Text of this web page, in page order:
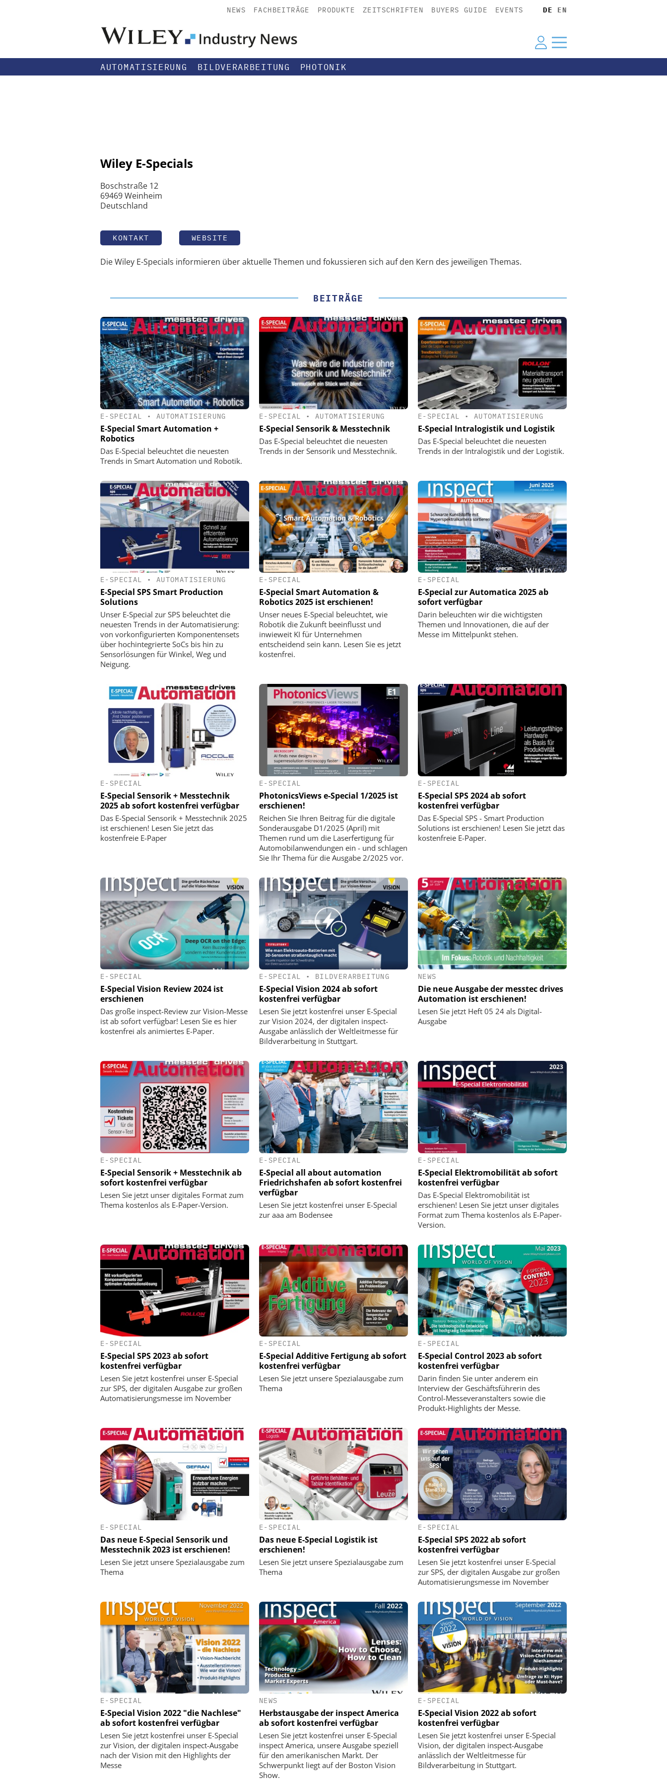
NEWS FACHBEITRÄGE PRODUKTE ZEITSCHRIFTEN BUYERS GUIDE EVENTS DE EN
AUTOMATISIERUNG BILDVERARBEITUNG PHOTONIK
Wiley E-Specials
Boschstraße 12
69469 Weinheim
Deutschland
KONTAKT WEBSITE
Die Wiley E-Specials informieren über aktuelle Themen und fokussieren sich auf den Kern des jeweiligen Themas.
BEITRÄGE
E-SPECIAL • AUTOMATISIERUNG
E-Special Smart Automation +
Robotics
Das E-Special beleuchtet die neuesten
Trends in Smart Automation und Robotik.
E-SPECIAL • AUTOMATISIERUNG
E-Special Sensorik & Messtechnik
Das E-Special beleuchtet die neuesten
Trends in der Sensorik und Messtechnik.
E-SPECIAL • AUTOMATISIERUNG
E-Special Intralogistik und Logistik
Das E-Special beleuchtet die neuesten
Trends in der Intralogistik und der Logistik.
E-SPECIAL • AUTOMATISIERUNG
E-Special SPS Smart Production
Solutions
Unser E-Special zur SPS beleuchtet die
neuesten Trends in der Automatisierung:
von vorkonfigurierten Komponentensets
über hochintegrierte SoCs bis hin zu
Sensorlösungen für Winkel, Weg und
Neigung.
E-SPECIAL
E-Special Smart Automation &
Robotics 2025 ist erschienen!
Unser neues E-Special beleuchtet, wie
Robotik die Zukunft beeinflusst und
inwieweit KI für Unternehmen
entscheidend sein kann. Lesen Sie es jetzt
kostenfrei.
E-SPECIAL
E-Special zur Automatica 2025 ab
sofort verfügbar
Darin beleuchten wir die wichtigsten
Themen und Innovationen, die auf der
Messe im Mittelpunkt stehen.
E-SPECIAL
E-Special Sensorik + Messtechnik
2025 ab sofort kostenfrei verfügbar
Das E-Special Sensorik + Messtechnik 2025
ist erschienen! Lesen Sie jetzt das
kostenfreie E-Paper
E-SPECIAL
PhotonicsViews e-Special 1/2025 ist
erschienen!
Reichen Sie Ihren Beitrag für die digitale
Sonderausgabe D1/2025 (April) mit
Themen rund um die Laserfertigung für
Automobilanwendungen ein - und schlagen
Sie Ihr Thema für die Ausgabe 2/2025 vor.
E-SPECIAL
E-Special SPS 2024 ab sofort
kostenfrei verfügbar
Das E-Special SPS - Smart Production
Solutions ist erschienen! Lesen Sie jetzt das
kostenfreie E-Paper.
E-SPECIAL
E-Special Vision Review 2024 ist
erschienen
Das große inspect-Review zur Vision-Messe
ist ab sofort verfügbar! Lesen Sie es hier
kostenfrei als animiertes E-Paper.
E-SPECIAL • BILDVERARBEITUNG
E-Special Vision 2024 ab sofort
kostenfrei verfügbar
Lesen Sie jetzt kostenfrei unser E-Special
zur Vision 2024, der digitalen inspect-
Ausgabe anlässlich der Weltleitmesse für
Bildverarbeitung in Stuttgart.
NEWS
Die neue Ausgabe der messtec drives
Automation ist erschienen!
Lesen Sie jetzt Heft 05 24 als Digital-
Ausgabe
E-SPECIAL
E-Special Sensorik + Messtechnik ab
sofort kostenfrei verfügbar
Lesen Sie jetzt unser digitales Format zum
Thema kostenlos als E-Paper-Version.
E-SPECIAL
E-Special all about automation
Friedrichshafen ab sofort kostenfrei
verfügbar
Lesen Sie jetzt kostenfrei unser E-Special
zur aaa am Bodensee
E-SPECIAL
E-Special Elektromobilität ab sofort
kostenfrei verfügbar
Das E-Special Elektromobilität ist
erschienen! Lesen Sie jetzt unser digitales
Format zum Thema kostenlos als E-Paper-
Version.
E-SPECIAL
E-Special SPS 2023 ab sofort
kostenfrei verfügbar
Lesen Sie jetzt kostenfrei unser E-Special
zur SPS, der digitalen Ausgabe zur großen
Automatisierungsmesse im November
E-SPECIAL
E-Special Additive Fertigung ab sofort
kostenfrei verfügbar
Lesen Sie jetzt unsere Spezialausgabe zum
Thema
E-SPECIAL
E-Special Control 2023 ab sofort
kostenfrei verfügbar
Darin finden Sie unter anderem ein
Interview der Geschäftsführerin des
Control-Messeveranstalters sowie die
Produkt-Highlights der Messe.
E-SPECIAL
Das neue E-Special Sensorik und
Messtechnik 2023 ist erschienen!
Lesen Sie jetzt unsere Spezialausgabe zum
Thema
E-SPECIAL
Das neue E-Special Logistik ist
erschienen!
Lesen Sie jetzt unsere Spezialausgabe zum
Thema
E-SPECIAL
E-Special SPS 2022 ab sofort
kostenfrei verfügbar
Lesen Sie jetzt kostenfrei unser E-Special
zur SPS, der digitalen Ausgabe zur großen
Automatisierungsmesse im November
E-SPECIAL
E-Special Vision 2022 "die Nachlese"
ab sofort kostenfrei verfügbar
Lesen Sie jetzt kostenfrei unser E-Special
zur Vision, der digitalen inspect-Ausgabe
nach der Vision mit den Highlights der
Messe
NEWS
Herbstausgabe der inspect America
ab sofort kostenfrei verfügbar
Lesen Sie jetzt kostenfrei unser E-Special
inspect America, unsere Ausgabe speziell
für den amerikanischen Markt. Der
Schwerpunkt liegt auf der Boston Vision
Show.
E-SPECIAL
E-Special Vision 2022 ab sofort
kostenfrei verfügbar
Lesen Sie jetzt kostenfrei unser E-Special
Vision, der digitalen inspect-Ausgabe
anlässlich der Weltleitmesse für
Bildverarbeitung in Stuttgart.